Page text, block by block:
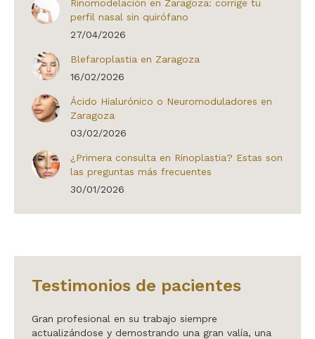
Rinomodelación en Zaragoza: corrige tu
perfil nasal sin quirófano
27/04/2026
Blefaroplastia en Zaragoza
16/02/2026
Ácido Hialurónico o Neuromoduladores en
Zaragoza
03/02/2026
¿Primera consulta en Rinoplastia? Estas son
las preguntas más frecuentes
30/01/2026
Testimonios de pacientes
Gran profesional en su trabajo siempre
actualizándose y demostrando una gran valía, una